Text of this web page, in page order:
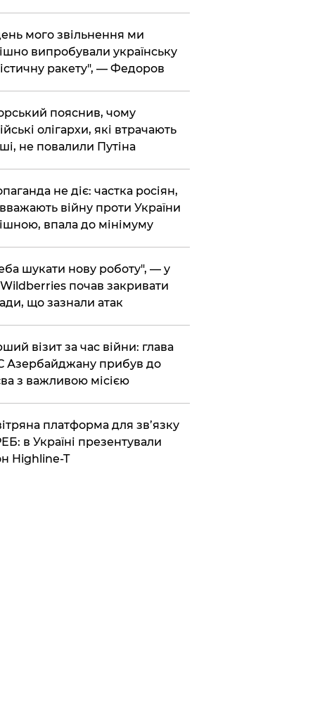
мого звільнення ми
випробували українську
ракету", — Федоров
пояснив, чому
олігархи, які втрачають
не повалили Путіна
не діє: частка росіян,
війну проти України
впала до мінімуму
шукати нову роботу", — у
почав закривати
що зазнали атак
візит за час війни: глава
Азербайджану прибув до
з важливою місією
платформа для зв’язку
в Україні презентували
Highline-T